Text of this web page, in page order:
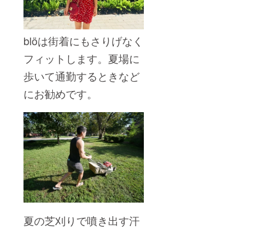
blöは街着にもさりげなく
フィットします。夏場に
歩いて通勤するときなど
にお勧めです。
夏の芝刈りで噴き出す汗